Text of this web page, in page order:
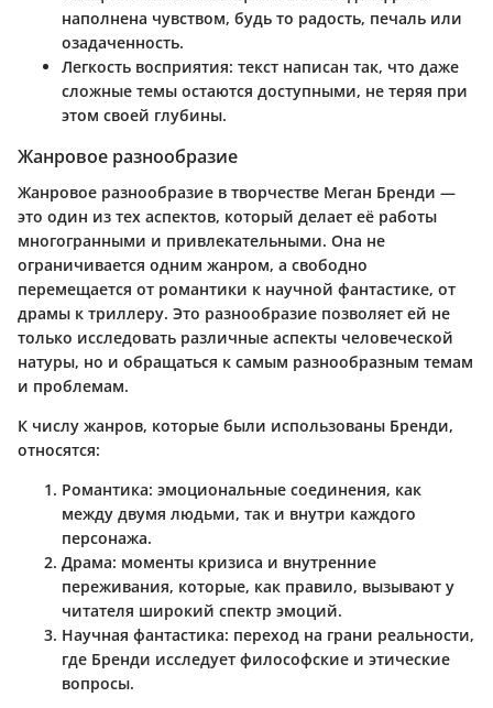
наполнена чувством, будь то радость, печаль или
озадаченность.
Легкость восприятия: текст написан так, что даже
сложные темы остаются доступными, не теряя при
этом своей глубины.
Жанровое разнообразие
Жанровое разнообразие в творчестве Меган Бренди —
это один из тех аспектов, который делает её работы
многогранными и привлекательными. Она не
ограничивается одним жанром, а свободно
перемещается от романтики к научной фантастике, от
драмы к триллеру. Это разнообразие позволяет ей не
только исследовать различные аспекты человеческой
натуры, но и обращаться к самым разнообразным темам
и проблемам.
К числу жанров, которые были использованы Бренди,
относятся:
Романтика: эмоциональные соединения, как
между двумя людьми, так и внутри каждого
персонажа.
Драма: моменты кризиса и внутренние
переживания, которые, как правило, вызывают у
читателя широкий спектр эмоций.
Научная фантастика: переход на грани реальности,
где Бренди исследует философские и этические
вопросы.